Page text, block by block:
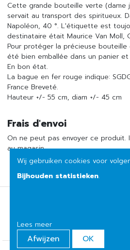
Cette grande bouteille verte (dame
servait au transport des spiritueux.
Napoléon, 40 °. L'étiquette est
destinataire était Maurice Van Moll,
Pour protéger la précieuse
été bien emballée dans un panier
En bon état.
La bague en fer rouge indique:
France Breveté.
Hauteur +/- 55 cm, diam +/- 45 cm
Frais d'envoi
On ne peut pas envoyer ce produit.
au magasin.
Wij gebruiken cookies voor
Bijhouden statistieken.
Lees meer
Afwijzen OK